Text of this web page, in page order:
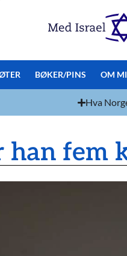
BØKER/PINS OM
Hva
han fem